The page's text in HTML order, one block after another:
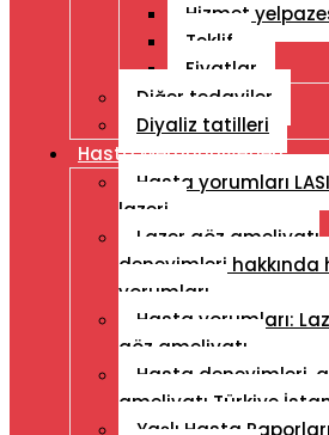
Hizmet
Teklif
Fiyatlar
Diğer tedaviler
Diyaliz tatilleri
Hasta Memnuniyetleri
Hasta yorumları
lazeri
Lazer göz ameliyatı
deneyimleri hakkında
yorumları
Hasta yorumları:
göz ameliyatı
Hasta deneyimleri,
ameliyatı Türkiye